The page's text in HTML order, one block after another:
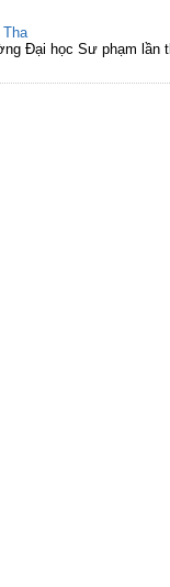
Tha
Đại học Sư phạm